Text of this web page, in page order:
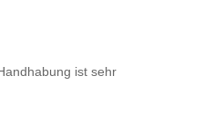
ist sehr